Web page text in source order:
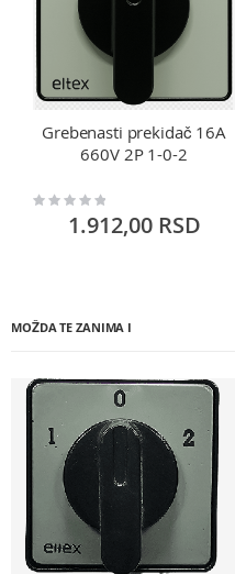
Grebenasti prekidač 16A
660V 2P 1-0-2
Rating:
1.912,00 RSD
MOŽDA TE ZANIMA I